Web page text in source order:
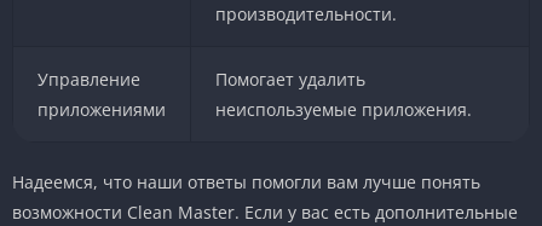
производительности.
Управление
приложениями
Помогает удалить
неиспользуемые приложения.
Надеемся, что наши ответы помогли вам лучше понять
возможности Clean Master. Если у вас есть дополнительные